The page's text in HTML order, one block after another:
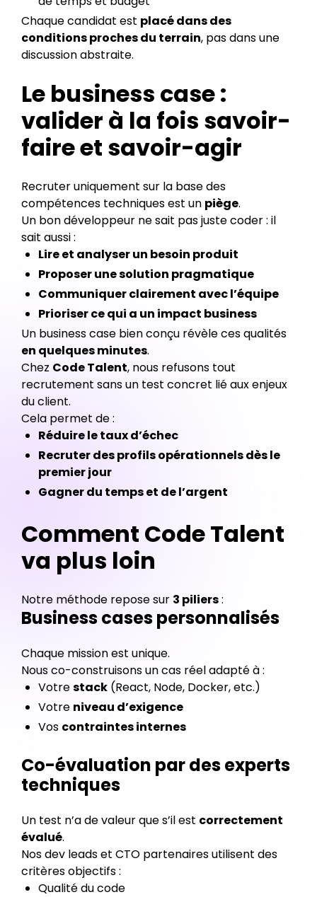
Chaque candidat est placé dans des
conditions proches du terrain, pas dans une
discussion abstraite.
Le business case :
valider à la fois savoir-
faire et savoir-agir
Recruter uniquement sur la base des
compétences techniques est un piège.
Un bon développeur ne sait pas juste coder : il
sait aussi :
Lire et analyser un besoin produit
Proposer une solution pragmatique
Communiquer clairement avec l’équipe
Prioriser ce qui a un impact business
Un business case bien conçu révèle ces qualités
en quelques minutes.
Chez Code Talent, nous refusons tout
recrutement sans un test concret lié aux enjeux
du client.
Cela permet de :
Réduire le taux d’échec
Recruter des profils opérationnels dès le
premier jour
Gagner du temps et de l’argent
Comment Code Talent
va plus loin
Notre méthode repose sur 3 piliers:
Business cases personnalisés
Chaque mission est unique.
Nous co-construisons un cas réel adapté à :
Votrestack (React, Node, Docker, etc.)
Votre niveau d’exigence
Vos contraintes internes
Co-évaluation par des experts
techniques
Un test n’a de valeur que s’il est correctement
évalué.
Nos dev leads et CTO partenaires utilisent des
critères objectifs :
Qualité du code